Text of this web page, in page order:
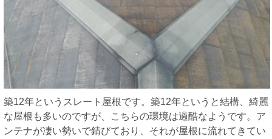
築12年というスレート屋根です。築12年というと結構、綺麗
な屋根も多いのですが、こちらの環境は過酷なようです。ア
ンテナが凄い勢いで錆びており、それが屋根に流れてきてい